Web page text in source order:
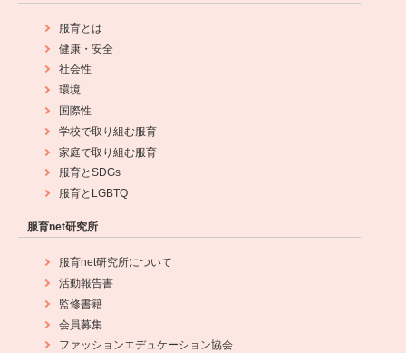
服育とは
健康・安全
社会性
環境
国際性
学校で取り組む服育
家庭で取り組む服育
服育とSDGs
服育とLGBTQ
服育net研究所
服育net研究所について
活動報告書
監修書籍
会員募集
ファッションエデュケーション協会